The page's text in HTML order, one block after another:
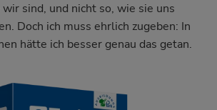
sind, und nicht so, wie sie uns
Doch ich muss ehrlich zugeben: In
hätte ich besser genau das getan.